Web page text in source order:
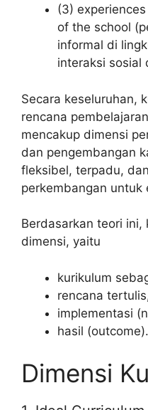
(3)
of the school
informal di
interaksi sosial
Secara keseluruhan,
rencana
mencakup dimensi
dan pengembangan
fleksibel, terpadu,
perkembangan untuk
Berdasarkan teori
dimensi, yaitu
kurikulum
rencana
implementasi
hasil (outcome).
Dimensi